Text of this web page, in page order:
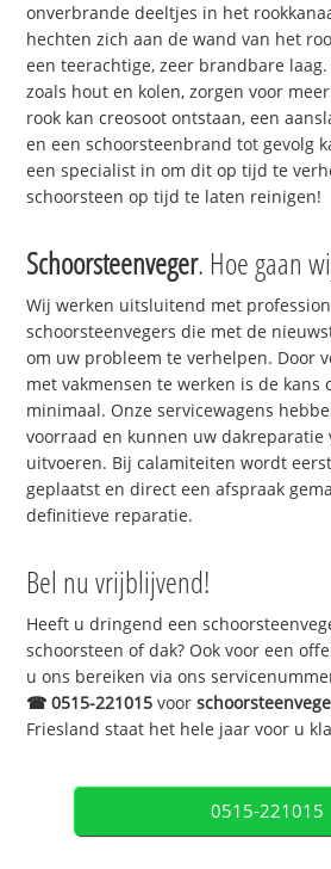
onverbrande deeltjes in het
hechten zich aan de wand van het
een teerachtige, zeer brandbare
zoals hout en kolen, zorgen voor
rook kan creosoot ontstaan, een
en een schoorsteenbrand tot gevolg
een specialist in om dit op tijd te
schoorsteen op tijd te laten reinigen!
Schoorsteenveger. Hoe gaan
Wij werken uitsluitend met
schoorsteenvegers die met de
om uw probleem te verhelpen. Door
met vakmensen te werken is de kans
minimaal. Onze servicewagens
voorraad en kunnen uw dakreparatie
uitvoeren. Bij calamiteiten wordt
geplaatst en direct een afspraak
definitieve reparatie.
Bel nu vrijblijvend!
Heeft u dringend een
schoorsteen of dak? Ook voor een
u ons bereiken via ons
☎0515-221015 voor
Friesland staat het hele jaar voor u
0515-221015